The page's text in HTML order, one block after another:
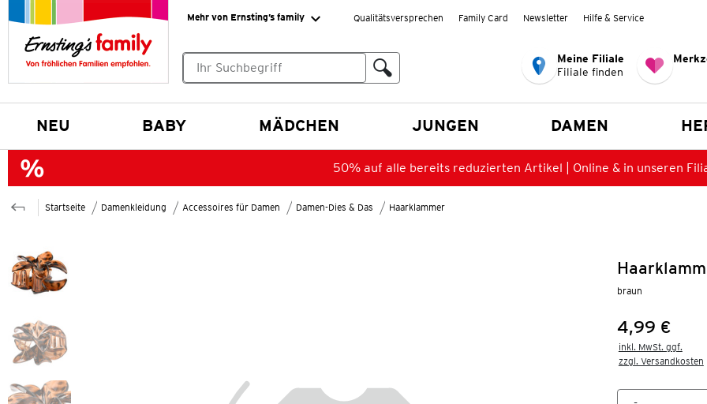
Mehr von Ernsting’s family Qualitätsversprechen Family Card Newsletter Hilfe & Service
Meine Filiale
Filiale finden
NEU BABY MÄDCHEN JUNGEN DAMEN
50% auf alle bereits reduzierten Artikel | Online & in unseren
Startseite Damenkleidung Accessoires für Damen Damen-Dies & Das Haarklammer
braun
Preis:
4,99 €
inkl. MwSt. ggf.
zzgl. Versandkosten